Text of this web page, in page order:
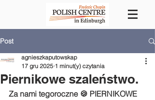
Post
Piernikowe szaleństwo.
agnieszkaputowskap
17 gru 2025 1 minut(y) czytania
Za nami tegoroczne 🍪 PIERNIKOWE